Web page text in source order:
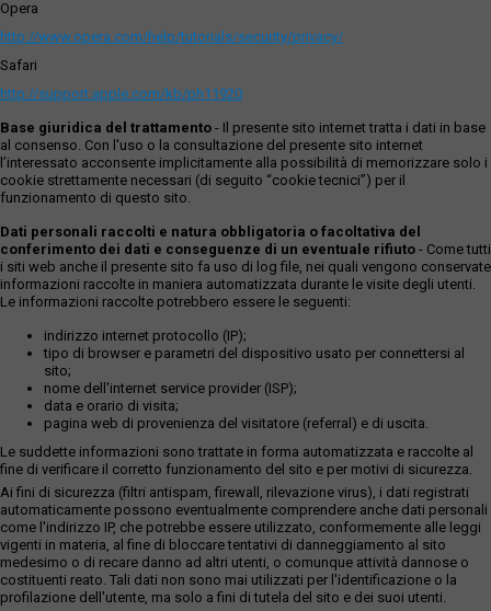
Opera
http://www.opera.com/help/tutorials/security/privacy/
Safari
http://support.apple.com/kb/ph11920
Base giuridica del trattamento - Il presente sito internet tratta i dati in base
al consenso. Con l'uso o la consultazione del presente sito internet
l’interessato acconsente implicitamente alla possibilità di memorizzare solo i
cookie strettamente necessari (di seguito “cookie tecnici”) per il
funzionamento di questo sito.
Dati personali raccolti e natura obbligatoria o facoltativa del
conferimento dei dati e conseguenze di un eventuale rifiuto - Come tutti
i siti web anche il presente sito fa uso di log file, nei quali vengono conservate
informazioni raccolte in maniera automatizzata durante le visite degli utenti.
Le informazioni raccolte potrebbero essere le seguenti:
indirizzo internet protocollo (IP);
tipo di browser e parametri del dispositivo usato per connettersi al
sito;
nome dell'internet service provider (ISP);
data e orario di visita;
pagina web di provenienza del visitatore (referral) e di uscita.
Le suddette informazioni sono trattate in forma automatizzata e raccolte al
fine di verificare il corretto funzionamento del sito e per motivi di sicurezza.
Ai fini di sicurezza (filtri antispam, firewall, rilevazione virus), i dati registrati
automaticamente possono eventualmente comprendere anche dati personali
come l'indirizzo IP, che potrebbe essere utilizzato, conformemente alle leggi
vigenti in materia, al fine di bloccare tentativi di danneggiamento al sito
medesimo o di recare danno ad altri utenti, o comunque attività dannose o
costituenti reato. Tali dati non sono mai utilizzati per l'identificazione o la
profilazione dell'utente, ma solo a fini di tutela del sito e dei suoi utenti.